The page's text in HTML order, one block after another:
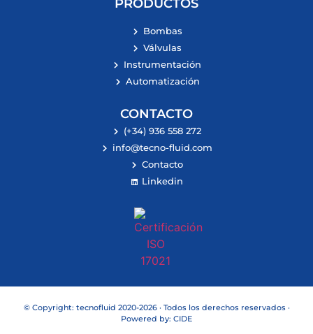
PRODUCTOS
Bombas
Válvulas
Instrumentación
Automatización
CONTACTO
(+34) 936 558 272
info@tecno-fluid.com
Contacto
Linkedin
© Copyright: tecnofluid 2020-2026 · Todos los derechos reservados ·
Powered by: CIDE